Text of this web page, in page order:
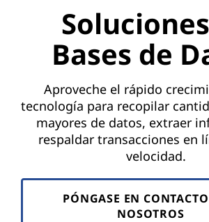
Bases de
Aproveche el rápido
tecnología para recopilar
mayores de datos, extraer
respaldar transacciones en
velocidad.
PÓNGASE EN
NOSOTROS